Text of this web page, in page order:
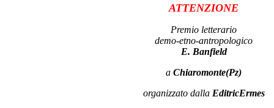
ATTENZIONE
Premio letterario
demo-etno-antropologico
E. Banfield
a Chiaromonte(Pz)
organizzato dalla EditricErmes